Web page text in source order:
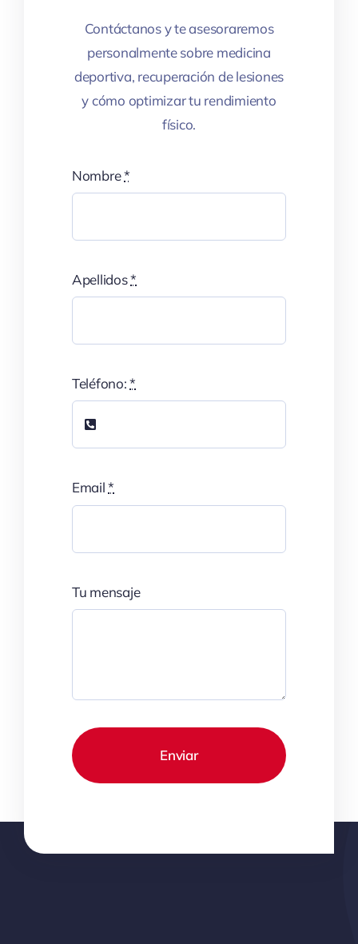
Contáctanos y te asesoraremos
personalmente sobre medicina
deportiva, recuperación de lesiones
y cómo optimizar tu rendimiento
físico.
Nombre*
Apellidos*
Teléfono:*
Email*
Tu mensaje
Enviar